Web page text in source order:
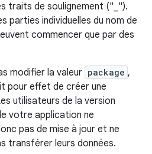
traits de soulignement ("_").
parties individuelles du nom de
commencer que par des
modifier la valeur package ,
pour effet de créer une
utilisateurs de la version
votre application ne
pas de mise à jour et ne
transférer leurs données.